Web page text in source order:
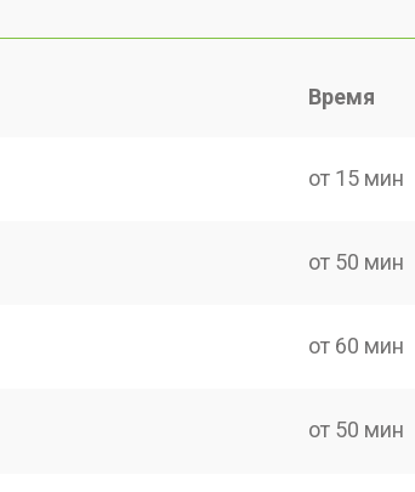
Время
от 15 мин
от 50 мин
от 60 мин
от 50 мин